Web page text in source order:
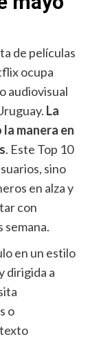
de películas
ocupa
audiovisual
La
manera en
. Este Top 10
sino
en alza y
con
semana.
en un estilo
dirigida a
o